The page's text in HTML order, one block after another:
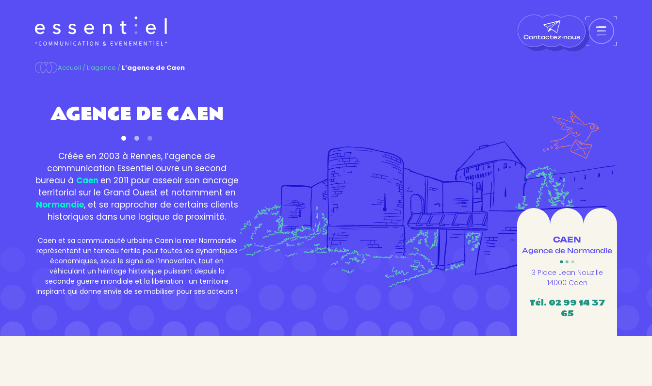
Contactez-nous
Accueil / L’agence / L’agence de Caen
AGENCE DE CAEN
Créée en 2003 à Rennes, l’agence de
communication Essentiel ouvre un second
bureau à Caen en 2011 pour asseoir son ancrage
territorial sur le Grand Ouest et notamment en
Normandie, et se rapprocher de certains clients
historiques dans une logique de proximité.
Caen et sa communauté urbaine Caen la mer Normandie
représentent un terreau fertile pour toutes les dynamiques
économiques, sous le signe de l’innovation, tout en
véhiculant un héritage historique puissant depuis la
seconde guerre mondiale et la libération : un territoire
inspirant qui donne envie de se mobiliser pour ses acteurs !
CAEN
Agence de Normandie
3 Place Jean Nouzille
14000 Caen
Tél. 02 99 14 37
65